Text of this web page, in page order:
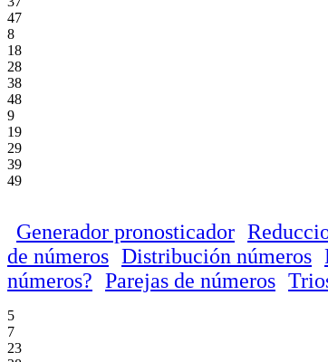
47
8
18
28
38
48
9
19
29
39
49
Generador pronosticador
de números Distribución números
números? Parejas de números
5
7
23